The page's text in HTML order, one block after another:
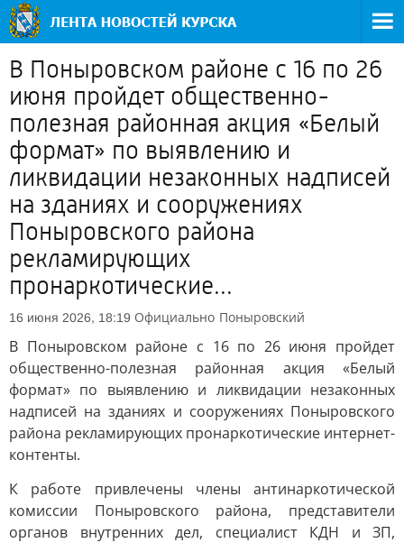
В Поныровском районе с 16 по 26
июня пройдет общественно-
полезная районная акция «Белый
формат» по выявлению и
ликвидации незаконных надписей
на зданиях и сооружениях
Поныровского района
рекламирующих
пронаркотические...
16 июня 2026, 18:19 Официально Поныровский
В Поныровском районе с 16 по 26 июня пройдет
общественно-полезная районная акция «Белый
формат» по выявлению и ликвидации незаконных
надписей на зданиях и сооружениях Поныровского
района рекламирующих пронаркотические интернет-
контенты.
К работе привлечены члены антинаркотической
комиссии Поныровского района, представители
органов внутренних дел, специалист КДН и ЗП,